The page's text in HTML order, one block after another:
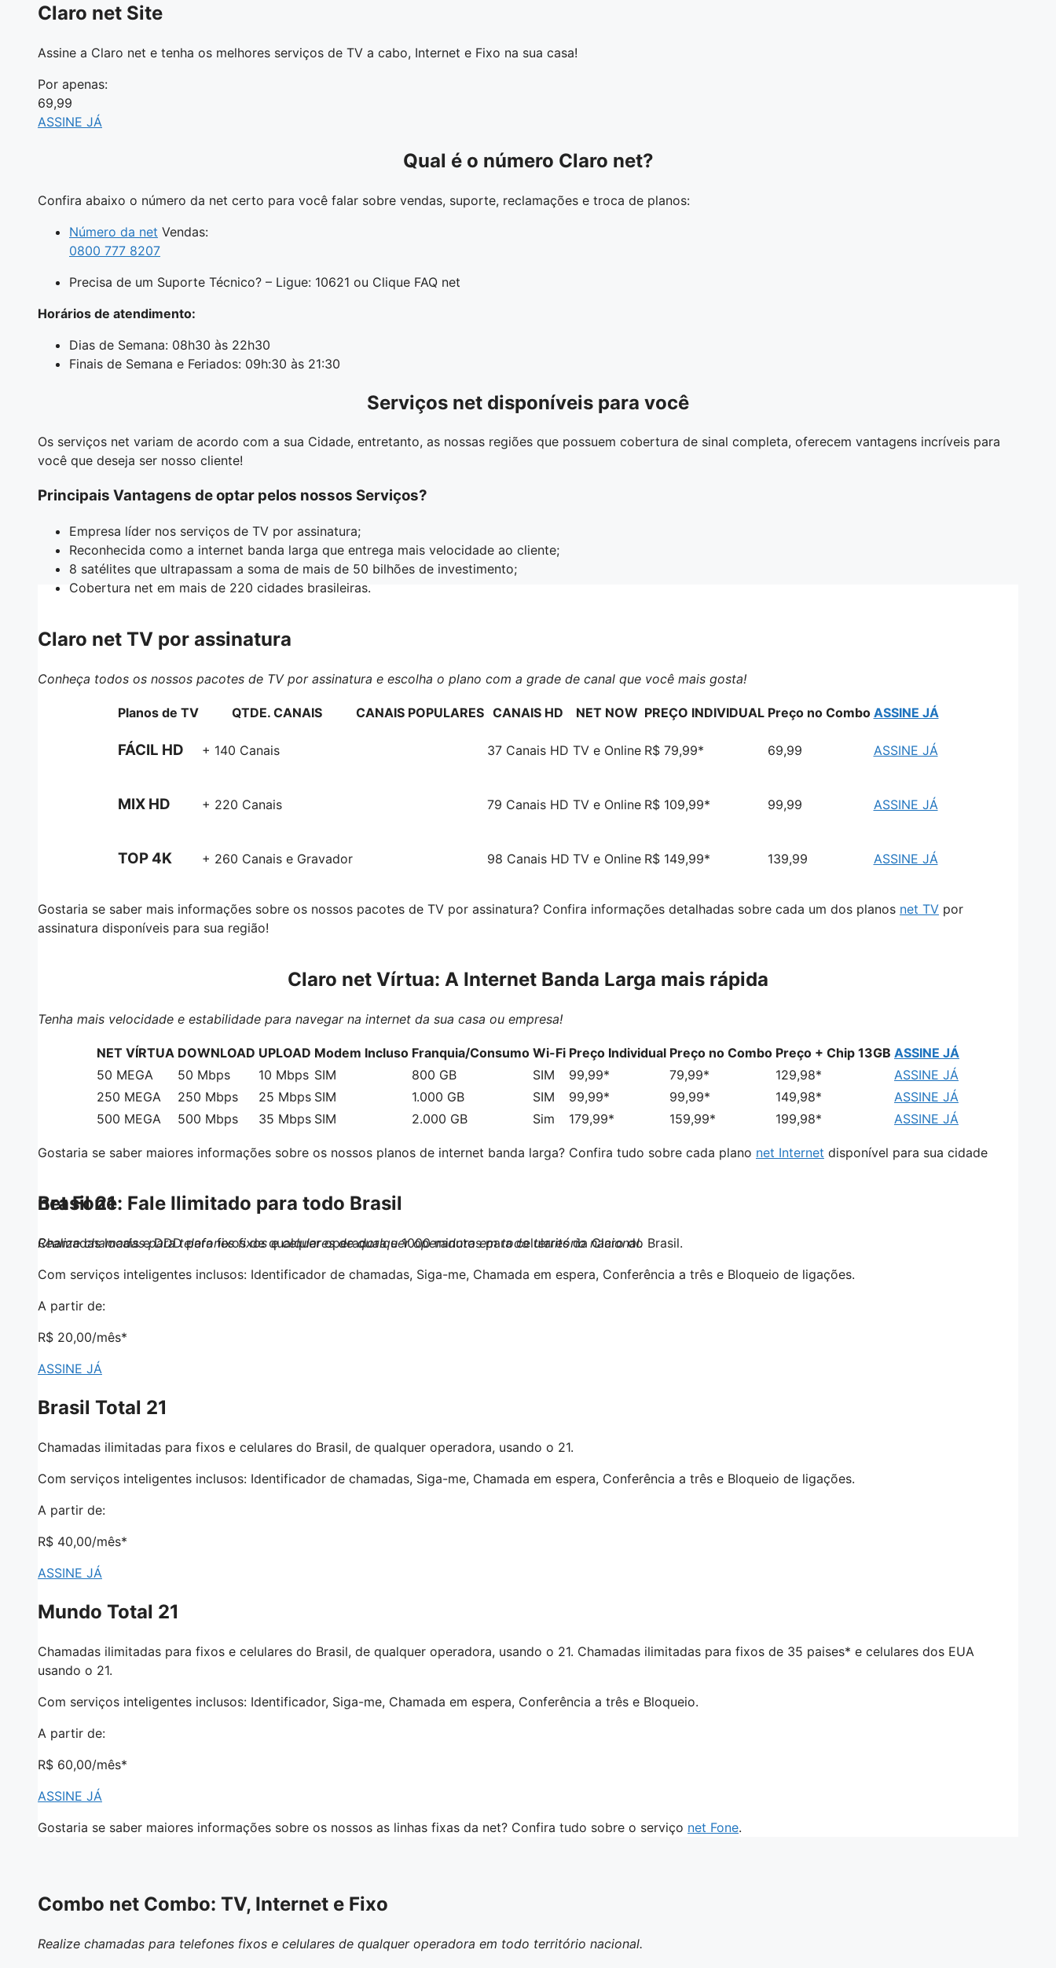
Claro net Site
Assine a Claro net e tenha os melhores serviços de TV a cabo, Internet e Fixo na sua casa!
Por apenas:
69,99
ASSINE JÁ
Qual é o número Claro net?
Confira abaixo o número da net certo para você falar sobre vendas, suporte, reclamações e troca de planos:
Número da net Vendas:
0800 777 8207
Precisa de um Suporte Técnico? – Ligue: 10621 ou Clique FAQ net
Horários de atendimento:
Dias de Semana: 08h30 às 22h30
Finais de Semana e Feriados: 09h:30 às 21:30
Serviços net disponíveis para você
Os serviços net variam de acordo com a sua Cidade, entretanto, as nossas regiões que possuem cobertura de sinal completa, oferecem vantagens incríveis para
você que deseja ser nosso cliente!
Principais Vantagens de optar pelos nossos Serviços?
Empresa líder nos serviços de TV por assinatura;
Reconhecida como a internet banda larga que entrega mais velocidade ao cliente;
8 satélites que ultrapassam a soma de mais de 50 bilhões de investimento;
Cobertura net em mais de 220 cidades brasileiras.
Claro net TV por assinatura
Conheça todos os nossos pacotes de TV por assinatura e escolha o plano com a grade de canal que você mais gosta!
Planos de TV QTDE. CANAIS CANAIS POPULARES CANAIS HD NET NOW PREÇO INDIVIDUAL Preço no Combo ASSINE JÁ
FÁCIL HD + 140 Canais 37 Canais HD TV e Online R$ 79,99* 69,99 ASSINE JÁ
MIX HD + 220 Canais 79 Canais HD TV e Online R$ 109,99* 99,99 ASSINE JÁ
TOP 4K + 260 Canais e Gravador 98 Canais HD TV e Online R$ 149,99* 139,99 ASSINE JÁ
Gostaria se saber mais informações sobre os nossos pacotes de TV por assinatura? Confira informações detalhadas sobre cada um dos planos net TV por
assinatura disponíveis para sua região!
Claro net Vírtua: A Internet Banda Larga mais rápida
Tenha mais velocidade e estabilidade para navegar na internet da sua casa ou empresa!
NET VÍRTUA DOWNLOAD UPLOAD Modem Incluso Franquia/Consumo Wi-Fi Preço Individual Preço no Combo Preço + Chip 13GB ASSINE JÁ
50 MEGA 50 Mbps 10 Mbps SIM 800 GB SIM 99,99* 79,99* 129,98*
ASSINE JÁ
250 MEGA 250 Mbps 25 Mbps SIM 1.000 GB SIM 99,99* 99,99* 149,98*
ASSINE JÁ
500 MEGA 500 Mbps 35 Mbps SIM 2.000 GB Sim 179,99* 159,99* 199,98* ASSINE JÁ
Gostaria se saber maiores informações sobre os nossos planos de internet banda larga? Confira tudo sobre cada plano net Internet disponível para sua cidade
net Fone: Fale Ilimitado para todo Brasil
Realize chamadas para telefones fixos e celulares de qualquer operadora em todo território nacional.
Brasil 21
Chamadas locais e DDD para fixos de qualquer operadora e 1000 minutos para celulares da Claro do Brasil.
Com serviços inteligentes inclusos: Identificador de chamadas, Siga-me, Chamada em espera, Conferência a três e Bloqueio de ligações.
A partir de:
R$ 20,00/mês*
ASSINE JÁ
Brasil Total 21
Chamadas ilimitadas para fixos e celulares do Brasil, de qualquer operadora, usando o 21.
Com serviços inteligentes inclusos: Identificador de chamadas, Siga-me, Chamada em espera, Conferência a três e Bloqueio de ligações.
A partir de:
R$ 40,00/mês*
ASSINE JÁ
Mundo Total 21
Chamadas ilimitadas para fixos e celulares do Brasil, de qualquer operadora, usando o 21. Chamadas ilimitadas para fixos de 35 paises* e celulares dos EUA
usando o 21.
Com serviços inteligentes inclusos: Identificador, Siga-me, Chamada em espera, Conferência a três e Bloqueio.
A partir de:
R$ 60,00/mês*
ASSINE JÁ
Gostaria se saber maiores informações sobre os nossos as linhas fixas da net? Confira tudo sobre o serviço net Fone.
Combo net Combo: TV, Internet e Fixo
Realize chamadas para telefones fixos e celulares de qualquer operadora em todo território nacional.